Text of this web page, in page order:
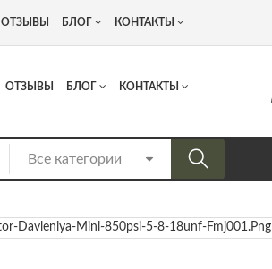
проезд 13 +7 (917) 537 17 16
ОТЗЫВЫ БЛОГ КОНТАКТЫ
ОТЗЫВЫ БЛОГ КОНТАКТЫ
Davleniya-Mini-850psi-5-8-18unf-Fmj001.png